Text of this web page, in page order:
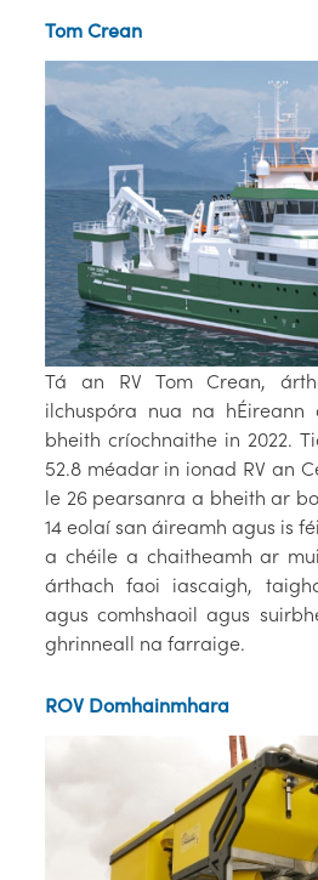
Tom Crean
Tá an RV Tom Crean,
ilchuspóra nua na
bheith críochnaithe in 2022.
52.8 méadar in ionad RV an
le 26 pearsanra a bheith ar
14 eolaí san áireamh agus is
a chéile a chaitheamh ar
árthach faoi iascaigh,
agus comhshaoil agus
ghrinneall na farraige.
ROV Domhainmhara